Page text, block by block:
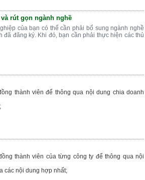
rút gọn ngành nghề
của bạn có thể cần phải bổ sung ngành nghề
đăng ký. Khi đó, bạn cần phải thực hiện các thủ
thành viên để thông qua nội dung chia doanh
thành viên của từng công ty để thông qua nội
các nội dung hợp nhất;